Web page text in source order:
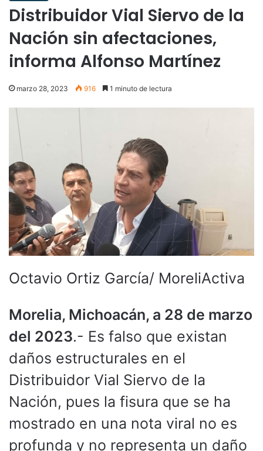
Distribuidor Vial Siervo de la
Nación sin afectaciones,
informa Alfonso Martínez
marzo 28, 2023 916 1 minuto de lectura
Octavio Ortiz García/ MoreliActiva
Morelia, Michoacán, a 28 de marzo
del 2023.- Es falso que existan
daños estructurales en el
Distribuidor Vial Siervo de la
Nación, pues la fisura que se ha
mostrado en una nota viral no es
profunda y no representa un daño